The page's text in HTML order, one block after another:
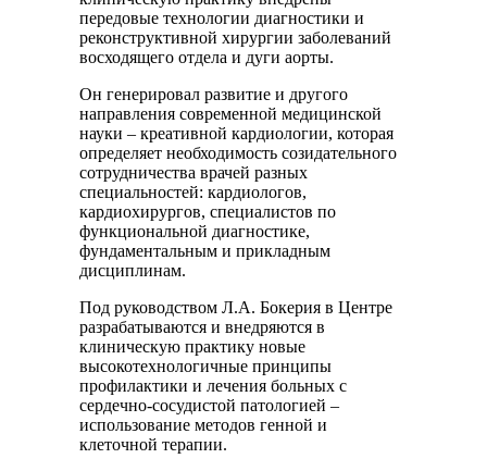
передовые технологии диагностики и
реконструктивной хирургии заболеваний
восходящего отдела и дуги аорты.
Он генерировал развитие и другого
направления современной медицинской
науки – креативной кардиологии, которая
определяет необходимость созидательного
сотрудничества врачей разных
специальностей: кардиологов,
кардиохирургов, специалистов по
функциональной диагностике,
фундаментальным и прикладным
дисциплинам.
Под руководством Л.А. Бокерия в Центре
разрабатываются и внедряются в
клиническую практику новые
высокотехнологичные принципы
профилактики и лечения больных с
сердечно-сосудистой патологией –
использование методов генной и
клеточной терапии.